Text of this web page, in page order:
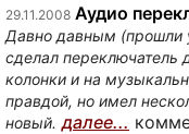
29.11.2008 Аудио
Давно давным (прошли
сделал переключатель
колонки и на
правдой, но имел
новый. далее...